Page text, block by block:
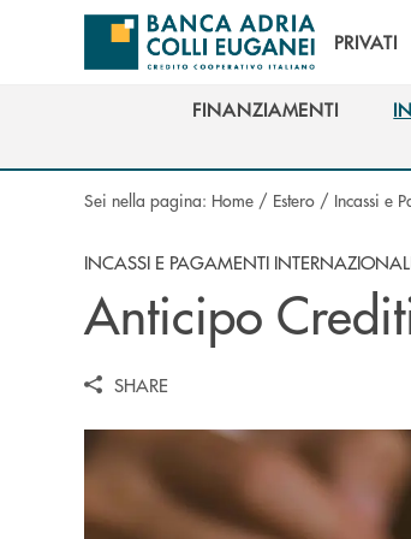
Salta al contenuto principale
PRIVATI
FINANZIAMENTI
Sei nella pagina: Home / Estero / Incassi e
INCASSI E PAGAMENTI
Anticipo
SHARE